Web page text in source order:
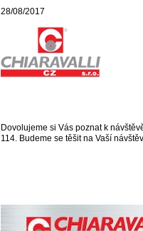
28/08/2017
Dovolujeme si Vás poznat k
114. Budeme se těšit na Vaší